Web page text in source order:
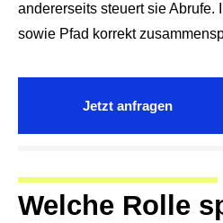
andererseits steuert sie Abrufe.
sowie Pfad korrekt
Jetzt anfragen
Welche Rolle